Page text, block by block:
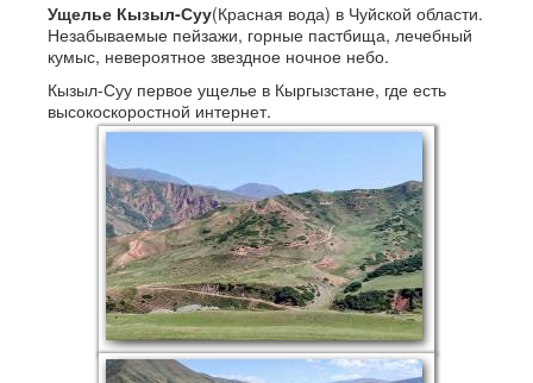
Ущелье Кызыл-Суу(Красная вода) в Чуйской области.
Незабываемые пейзажи, горные пастбища, лечебный
кумыс, невероятное звездное ночное небо.
Кызыл-Суу первое ущелье в Кыргызстане, где есть
высокоскоростной интернет.